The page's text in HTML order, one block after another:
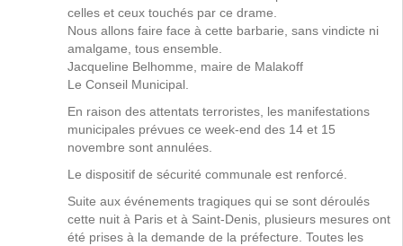
celles et ceux touchés par ce drame.
Nous allons faire face à cette barbarie, sans vindicte ni
amalgame, tous ensemble.
Jacqueline Belhomme, maire de Malakoff
Le Conseil Municipal.
En raison des attentats terroristes, les manifestations
municipales prévues ce week-end des 14 et 15
novembre sont annulées.
Le dispositif de sécurité communale est renforcé.
Suite aux événements tragiques qui se sont déroulés
cette nuit à Paris et à Saint-Denis, plusieurs mesures ont
été prises à la demande de la préfecture. Toutes les